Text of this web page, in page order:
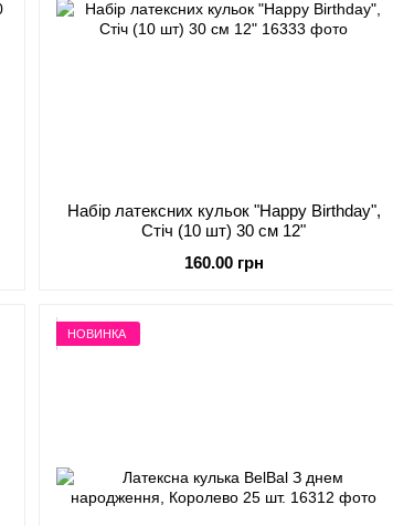
Набір латексних кульок "Happy Birthday",
Стіч (10 шт) 30 см 12"
160.00 грн
НОВИНКА